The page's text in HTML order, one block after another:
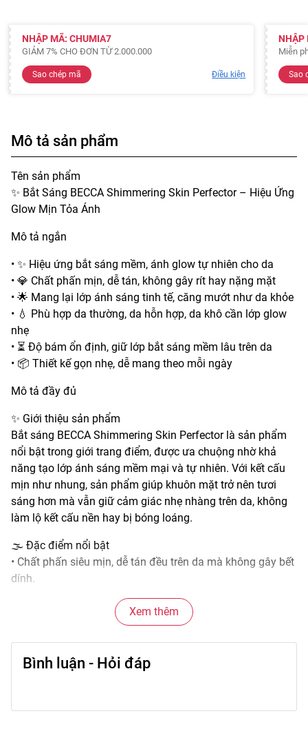
NHẬP MÃ: CHUMIA7
GIẢM 7% CHO ĐƠN TỪ 2.000.000
Sao chép mã Điều kiện
NHẬP
Miễn
Sao
Mô tả sản phẩm
Tên sản phẩm
✨ Bắt Sáng BECCA Shimmering Skin Perfector – Hiệu Ứng
Glow Mịn Tỏa Ánh
Mô tả ngắn
• ✨ Hiệu ứng bắt sáng mềm, ánh glow tự nhiên cho da
• 💎 Chất phấn mịn, dễ tán, không gây rít hay nặng mặt
• 🌟 Mang lại lớp ánh sáng tinh tế, căng mướt như da khỏe
• 💧 Phù hợp da thường, da hỗn hợp, da khô cần lớp glow
nhẹ
• ⏳ Độ bám ổn định, giữ lớp bắt sáng mềm lâu trên da
• 📦 Thiết kế gọn nhẹ, dễ mang theo mỗi ngày
Mô tả đầy đủ
✨ Giới thiệu sản phẩm
Bắt sáng BECCA Shimmering Skin Perfector là sản phẩm
nổi bật trong giới trang điểm, được ưa chuộng nhờ khả
năng tạo lớp ánh sáng mềm mại và tự nhiên. Với kết cấu
mịn như nhung, sản phẩm giúp khuôn mặt trở nên tươi
sáng hơn mà vẫn giữ cảm giác nhẹ nhàng trên da, không
làm lộ kết cấu nền hay bị bóng loáng.
🌫️ Đặc điểm nổi bật
• Chất phấn siêu mịn, dễ tán đều trên da mà không gây bết
dính.
• Hiệu ứng ánh sáng phản chiếu mềm, giúp da trông căng
• Phù hợp dùng cho vùng gò má, sống mũi, nhân trung
hoặc điểm nhấn ánh sáng khác.
• Tông màu ánh sáng hài hòa, linh hoạt phối với nhiều nền
Xem thêm
Bình luận - Hỏi đáp